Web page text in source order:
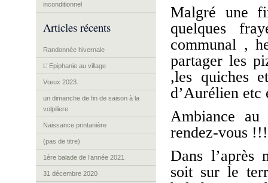
inconditionnel
Articles récents
Randonnée hivernale
L’ Epiphanie au village
Vœux 2023.
un dimanche de fin de saison à la
volpiliere
Naissance printanière
(pas de titre)
1ère balade de l’année 2021
31 décembre 2020
Malgré une
quelques
communal ,
partager les
,les quiches
d’Aurélien etc
Ambiance
rendez-vous
Dans l’après
soit sur le